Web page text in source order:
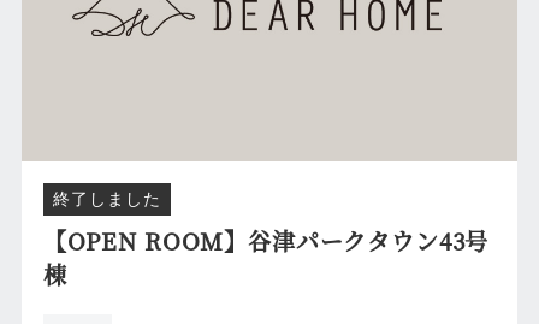
終了しました
【OPEN ROOM】谷津パークタウン43号
棟